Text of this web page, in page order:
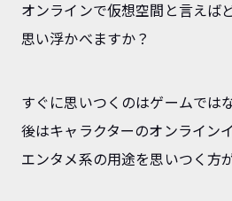
オンラインで仮想空間と言えば
思い浮かべますか？
すぐに思いつくのはゲームでは
後はキャラクターのオンライン
エンタメ系の用途を思いつく方